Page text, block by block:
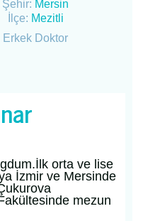
Şehir: Mersin
İlçe: Mezitli
Erkek Doktor
orta ve lise
İzmir ve Mersinde
mezun